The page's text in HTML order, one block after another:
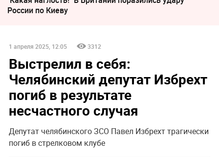
России по Киеву
1 апреля 2025, 12:05 3312
Выстрелил в себя:
Челябинский депутат Избрехт
погиб в результате
несчастного случая
Депутат челябинского ЗСО Павел Избрехт трагически
погиб в стрелковом клубе